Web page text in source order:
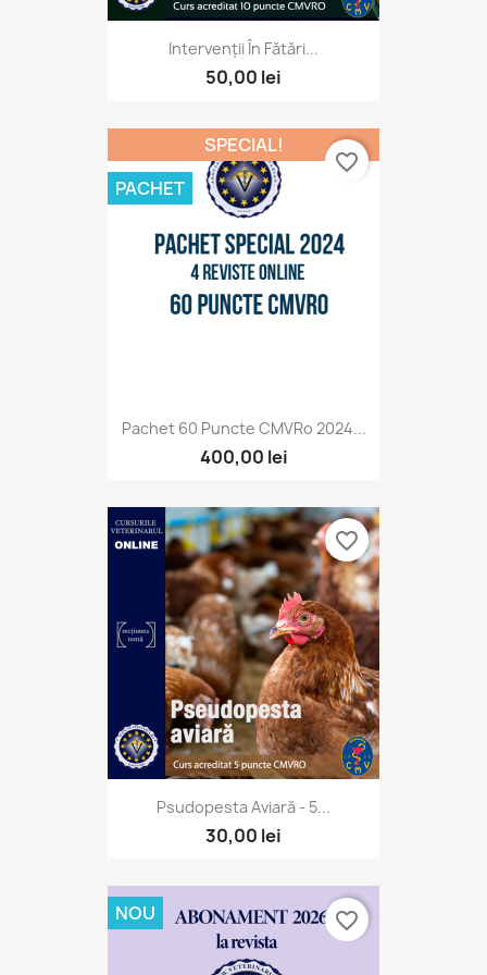
Intervenții În Fătări...
50,00 lei
Pachet 60 Puncte CMVRo 2024...
400,00 lei
SPECIAL!
PACHET
favorite_border
Psudopesta Aviară - 5...
30,00 lei
favorite_border
NOU favorite_border